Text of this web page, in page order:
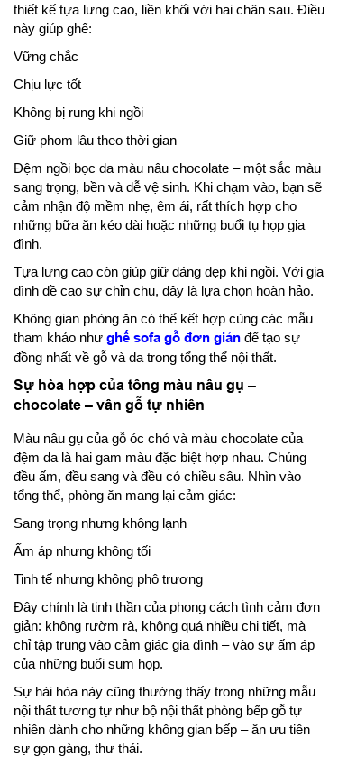
thiết kế tựa lưng cao, liền khối với hai chân sau. Điều
này giúp ghế:
Vững chắc
Chịu lực tốt
Không bị rung khi ngồi
Giữ phom lâu theo thời gian
Đệm ngồi bọc da màu nâu chocolate – một sắc màu
sang trọng, bền và dễ vệ sinh. Khi chạm vào, bạn sẽ
cảm nhận độ mềm nhẹ, êm ái, rất thích hợp cho
những bữa ăn kéo dài hoặc những buổi tụ họp gia
đình.
Tựa lưng cao còn giúp giữ dáng đẹp khi ngồi. Với gia
đình đề cao sự chỉn chu, đây là lựa chọn hoàn hảo.
Không gian phòng ăn có thể kết hợp cùng các mẫu
tham khảo như ghế sofa gỗ đơn giản để tạo sự
đồng nhất về gỗ và da trong tổng thể nội thất.
Sự hòa hợp của tông màu nâu gụ –
chocolate – vân gỗ tự nhiên
Màu nâu gụ của gỗ óc chó và màu chocolate của
đệm da là hai gam màu đặc biệt hợp nhau. Chúng
đều ấm, đều sang và đều có chiều sâu. Nhìn vào
tổng thể, phòng ăn mang lại cảm giác:
Sang trọng nhưng không lạnh
Ấm áp nhưng không tối
Tinh tế nhưng không phô trương
Đây chính là tinh thần của phong cách tình cảm đơn
giản: không rườm rà, không quá nhiều chi tiết, mà
chỉ tập trung vào cảm giác gia đình – vào sự ấm áp
của những buổi sum họp.
Sự hài hòa này cũng thường thấy trong những mẫu
nội thất tương tự như bộ nội thất phòng bếp gỗ tự
nhiên dành cho những không gian bếp – ăn ưu tiên
sự gọn gàng, thư thái.